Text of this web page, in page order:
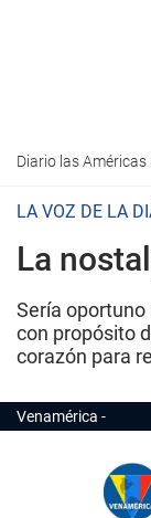
Diario las Américas
LA VOZ DE LA
La
Sería
con propósito
corazón para
Venamérica